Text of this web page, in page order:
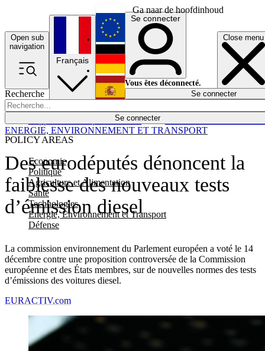
Ga naar de hoofdinhoud
Open sub
navigation
Close menu
Recherche
Se connecter
POLICY AREAS
Economie
Politique
Agriculture et Alimentation
Santé
Technologies
Energie, Environnement et Transport
Défense
Économie
Français
English
Deutsch
Español
Se connecter
Vous êtes déconnecté.
Se connecter
Des eurodéputés dénoncent la
faiblesse des nouveaux tests
d’émission diesel
La commission environnement du Parlement européen a voté le 14
décembre contre une proposition controversée de la Commission
européenne et des États membres, sur de nouvelles normes des tests
d’émissions des voitures diesel.
ENERGIE, ENVIRONNEMENT ET TRANSPORT
EURACTIV.com